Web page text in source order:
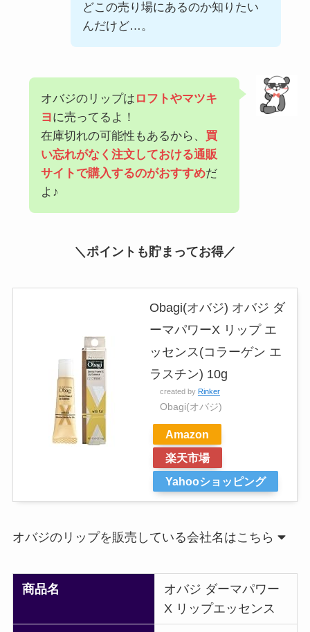
どこの売り場にあるのか知りたい
んだけど…。
オバジのリップは ロフトやマツキ
ヨに売ってるよ！
在庫切れの可能性もあるから、 買
い忘れがなく注文しておける通販
サイトで購入するのがおすすめだ
よ♪
＼ポイントも貯まってお得／
Obagi(オバジ) オバジ ダ
ーマパワーX リップ エ
ッセンス(コラーゲン エ
ラスチン) 10g
created by Rinker
Obagi(オバジ)
Amazon
楽天市場
Yahooショッピング
オバジのリップを販売している会社名はこちら
商品名
オバジ ダーマパワー
X リップエッセンス